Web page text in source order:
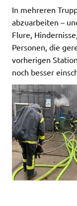
In mehreren
abzuarbeiten –
Flure,
Personen, die
vorherigen
noch besser